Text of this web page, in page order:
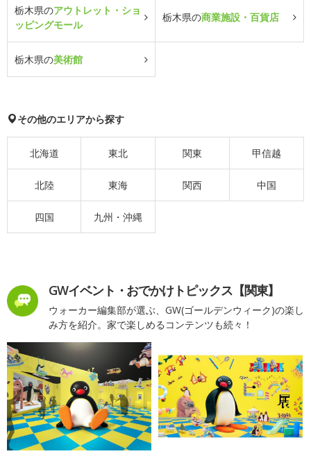
栃木県のアウトレット・ショ
ッピングモール
栃木県の商業施設・百貨店
栃木県の美術館
その他のエリアから探す
北海道 東北 関東 甲信越
北陸 東海 関西 中国
四国 九州・沖縄
GWイベント・おでかけトピックス【関東】
ウォーカー編集部が選ぶ、GW(ゴールデンウィーク)の楽し
み方を紹介。家で楽しめるコンテンツも続々！